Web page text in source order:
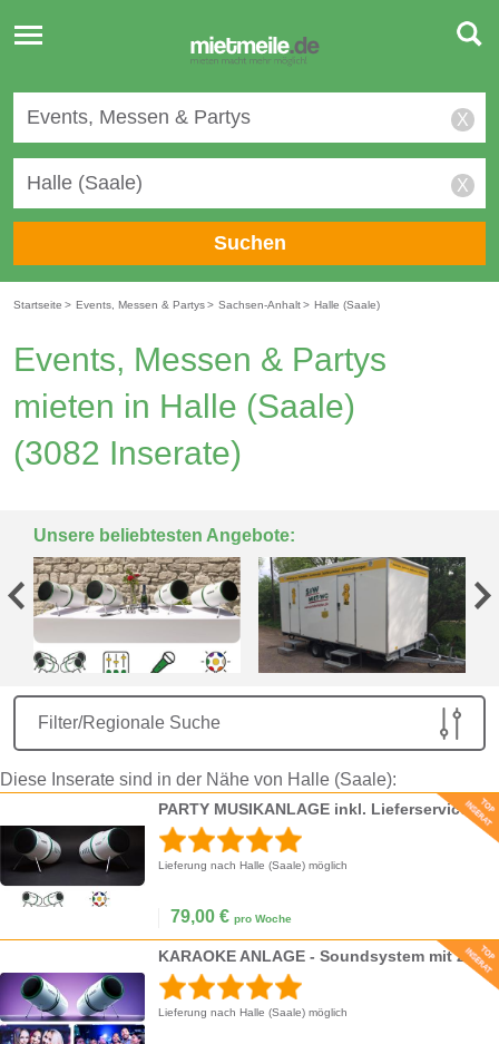
Toggle
navigation
X
X
Suchen
Startseite > Events, Messen & Partys> Sachsen-Anhalt> Halle (Saale)
Events, Messen & Partys
mieten in Halle (Saale)
(3082 Inserate)
Unsere beliebtesten Angebote:
Filter/Regionale Suche
Diese Inserate sind in der Nähe von Halle (Saale):
PARTY MUSIKANLAGE inkl. Lieferservice
Lieferung nach Halle (Saale) möglich
79,00 € pro Woche
KARAOKE ANLAGE - Soundsystem mit Zwei Mikros inkl. Lieferservice
Lieferung nach Halle (Saale) möglich